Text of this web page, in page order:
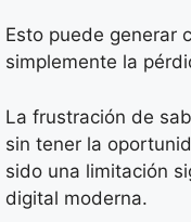
Esto puede generar
simplemente la
La frustración de
sin tener la
sido una limitación
digital moderna.